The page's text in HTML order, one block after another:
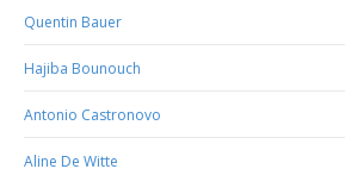
Quentin Bauer
Hajiba Bounouch
Antonio Castronovo
Aline De Witte